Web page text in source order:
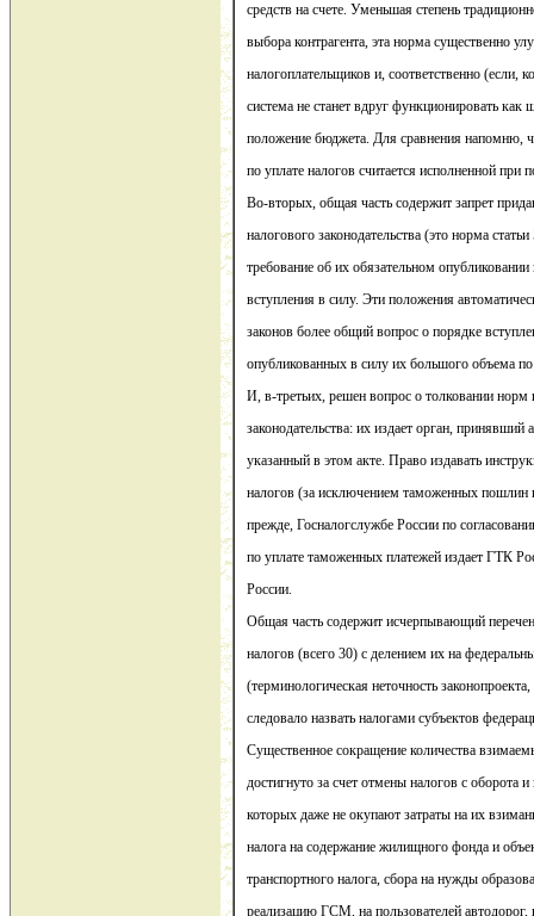
средств на счете. Уменьшая степень
выбора контрагента, эта норма существенно
налогоплательщиков и, соответственно (если,
система не станет вдруг функционировать как
положение бюджета. Для сравнения напомню,
по уплате налогов считается исполненной при
Во-вторых, общая часть содержит запрет
налогового законодательства (это норма
требование об их обязательном
вступления в силу. Эти положения
законов более общий вопрос о порядке
опубликованных в силу их большого объема
И, в-третьих, решен вопрос о толковании норм
законодательства: их издает орган, принявший
указанный в этом акте. Право издавать
налогов (за исключением таможенных пошлин
прежде, Госналогслужбе России по
по уплате таможенных платежей издает ГТК
России.
Общая часть содержит исчерпывающий
налогов (всего 30) с делением их на
(терминологическая неточность
следовало назвать налогами субъектов
Существенное сокращение количества
достигнуто за счет отмены налогов с оборота
которых даже не окупают затраты на их
налога на содержание жилищного фонда и
транспортного налога, сбора на нужды
реализацию ГСМ, на пользователей автодорог,